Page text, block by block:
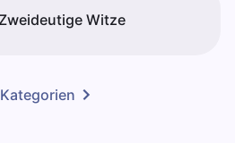
Zweideutige Witze